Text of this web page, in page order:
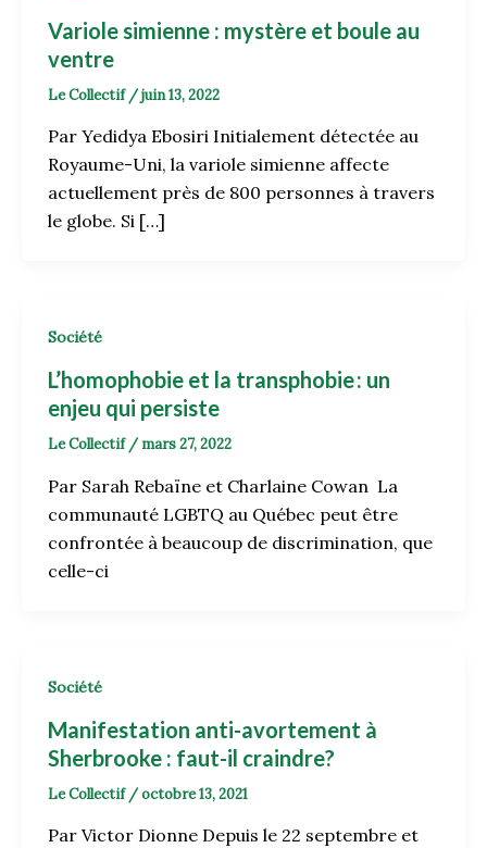
Variole simienne : mystère et boule au
ventre
Le Collectif /juin 13, 2022
Par Yedidya Ebosiri Initialement détectée au
Royaume-Uni, la variole simienne affecte
actuellement près de 800 personnes à travers
le globe. Si […]
Société
L’homophobie et la transphobie : un
enjeu qui persiste
Le Collectif / mars 27, 2022
Par Sarah Rebaïne et Charlaine Cowan La
communauté LGBTQ au Québec peut être
confrontée à beaucoup de discrimination, que
celle-ci
Société
Manifestation anti-avortement à
Sherbrooke : faut-il craindre?
Le Collectif /octobre 13, 2021
Par Victor Dionne Depuis le 22 septembre et